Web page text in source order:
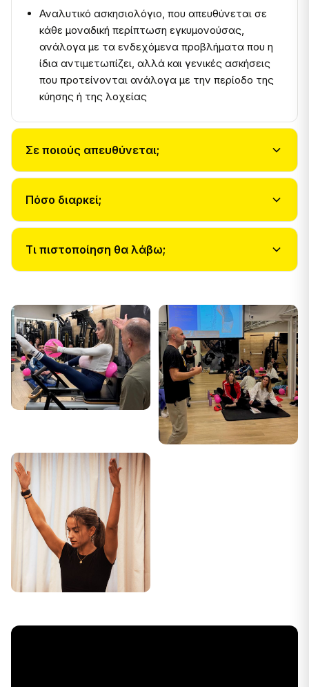
Αναλυτικό ασκησιολόγιο, που απευθύνεται σε
κάθε μοναδική περίπτωση εγκυμονούσας,
ανάλογα με τα ενδεχόμενα προβλήματα που η
ίδια αντιμετωπίζει, αλλά και γενικές ασκήσεις
που προτείνονται ανάλογα με την περίοδο της
κύησης ή της λοχείας
Σε ποιούς απευθύνεται;
Πόσο διαρκεί;
Τι πιστοποίηση θα λάβω;